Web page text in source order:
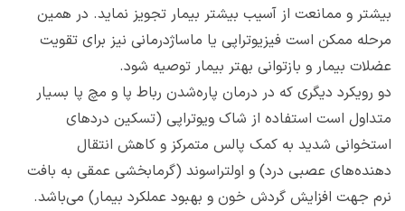
بیشتر و ممانعت از آسیب بیشتر بیمار تجویز نماید. در همین
مرحله ممکن است فیزیوتراپی یا ماساژدرمانی نیز برای تقویت
عضلات بیمار و بازتوانی بهتر بیمار توصیه شود.
دو رویکرد دیگری که در درمان پاره‌شدن رباط پا و مچ پا بسیار
متداول است استفاده از شاک ویوتراپی (تسکین دردهای
استخوانی شدید به کمک پالس متمرکز و کاهش انتقال
دهنده‌های عصبی درد) و اولتراسوند (گرمابخشی عمقی به بافت
نرم جهت افزایش گردش خون و بهبود عملکرد بیمار) می‌باشد.